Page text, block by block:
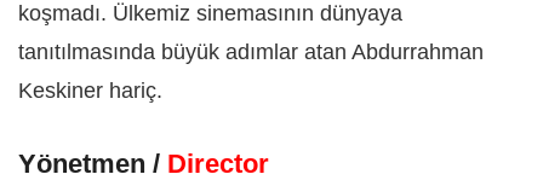
koşmadı. Ülkemiz sinemasının dünyaya
tanıtılmasında büyük adımlar atan Abdurrahman
Keskiner hariç.
Yönetmen / Director